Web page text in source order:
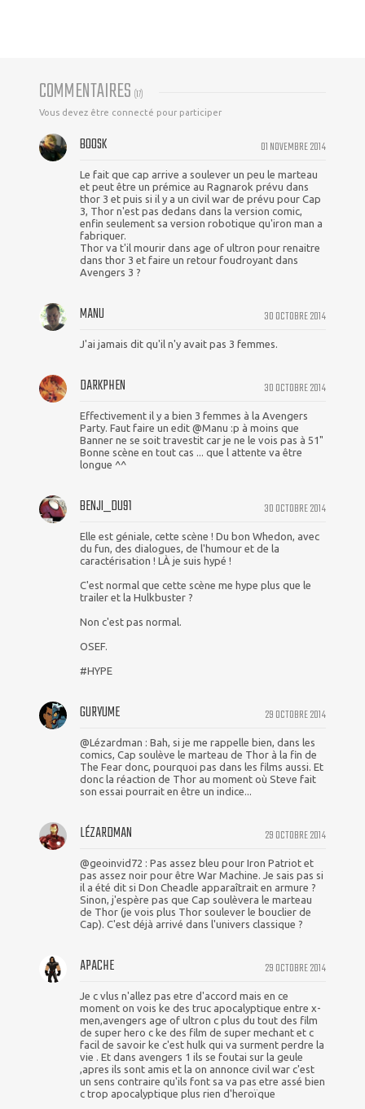
COMMENTAIRES (17)
Vous devez être connecté pour participer
01 NOVEMBRE 2014
BOOSK
Le fait que cap arrive a soulever un peu le marteau
et peut être un prémice au Ragnarok prévu dans
thor 3 et puis si il y a un civil war de prévu pour Cap
3, Thor n'est pas dedans dans la version comic,
enfin seulement sa version robotique qu'iron man a
fabriquer.
Thor va t'il mourir dans age of ultron pour renaitre
dans thor 3 et faire un retour foudroyant dans
Avengers 3 ?
30 OCTOBRE 2014
MANU
J'ai jamais dit qu'il n'y avait pas 3 femmes.
30 OCTOBRE 2014
DARKPHEN
Effectivement il y a bien 3 femmes à la Avengers
Party. Faut faire un edit @Manu :p à moins que
Banner ne se soit travestit car je ne le vois pas à 51"
Bonne scène en tout cas ... que l attente va être
longue ^^
30 OCTOBRE 2014
BENJI_DU91
Elle est géniale, cette scène ! Du bon Whedon, avec
du fun, des dialogues, de l'humour et de la
caractérisation ! LÀ je suis hypé !
C'est normal que cette scène me hype plus que le
trailer et la Hulkbuster ?
Non c'est pas normal.
OSEF.
#HYPE
29 OCTOBRE 2014
GURYUME
@Lézardman : Bah, si je me rappelle bien, dans les
comics, Cap soulève le marteau de Thor à la fin de
The Fear donc, pourquoi pas dans les films aussi. Et
donc la réaction de Thor au moment où Steve fait
son essai pourrait en être un indice...
29 OCTOBRE 2014
LÉZARDMAN
@geoinvid72 : Pas assez bleu pour Iron Patriot et
pas assez noir pour être War Machine. Je sais pas si
il a été dit si Don Cheadle apparaîtrait en armure ?
Sinon, j'espère pas que Cap soulèvera le marteau
de Thor (je vois plus Thor soulever le bouclier de
Cap). C'est déjà arrivé dans l'univers classique ?
29 OCTOBRE 2014
APACHE
Je c vlus n'allez pas etre d'accord mais en ce
moment on vois ke des truc apocalyptique entre x-
men,avengers age of ultron c plus du tout des film
de super hero c ke des film de super mechant et c
facil de savoir ke c'est hulk qui va surment perdre la
vie . Et dans avengers 1 ils se foutai sur la geule
,apres ils sont amis et la on annonce civil war c'est
un sens contraire qu'ils font sa va pas etre assé bien
c trop apocalyptique plus rien d'heroïque